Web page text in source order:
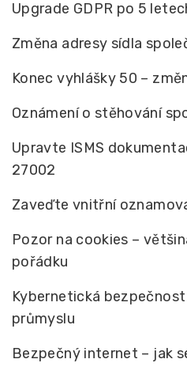
Upgrade GDPR po 5
Změna adresy sídla
Konec vyhlášky 50 –
Oznámení o stěhování
Upravte ISMS
27002
Zaveďte vnitřní
Pozor na cookies –
pořádku
Kybernetická
průmyslu
Bezpečný internet – jak